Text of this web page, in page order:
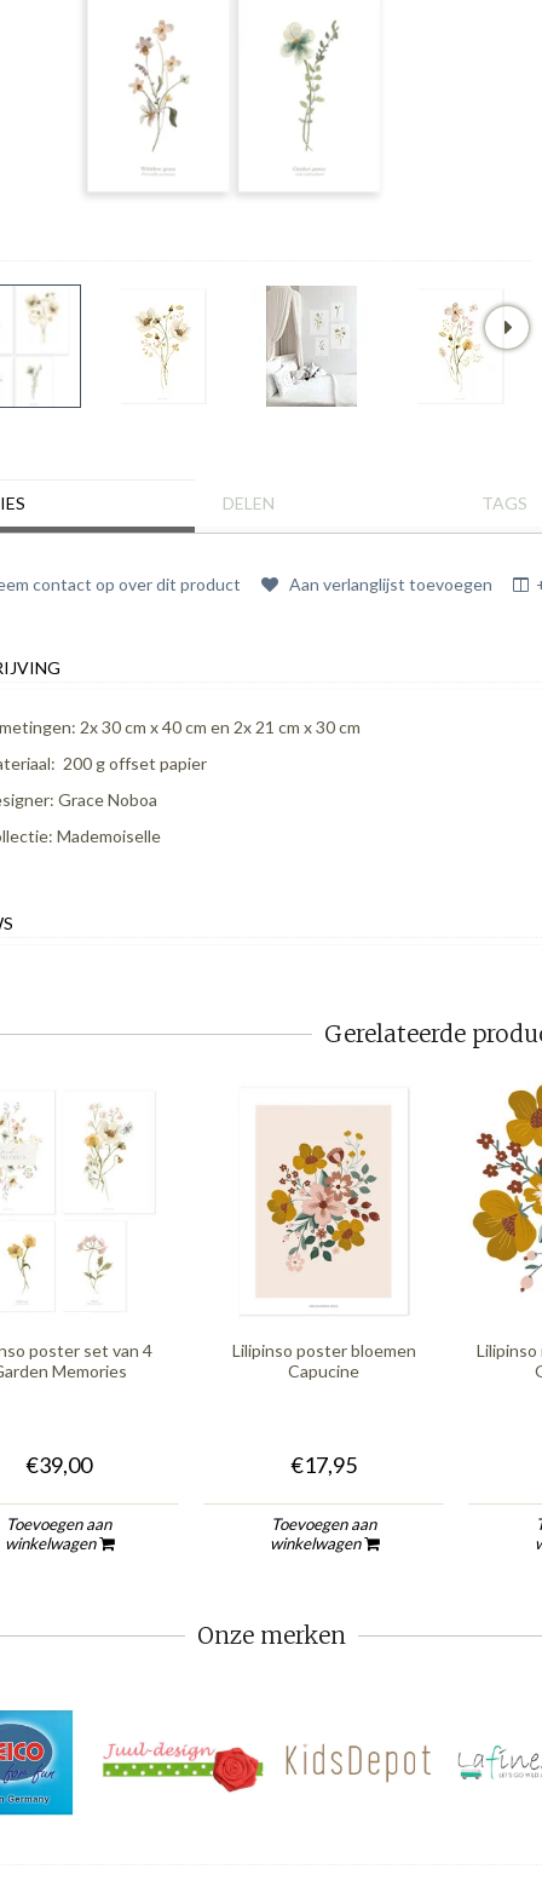
DELEN TAGS
contact op over dit product Aan verlanglijst toevoegen
2x 30 cm x 40 cm en 2x 21 cm x 30 cm
200 g offset papier
Grace Noboa
Mademoiselle
Gerelateerde
poster set van 4
Memories
€39,00
Toevoegen aan
winkelwagen
Lilipinso poster bloemen
Capucine
€17,95
Toevoegen aan
winkelwagen
Onze merken